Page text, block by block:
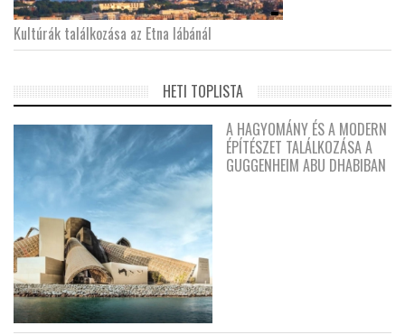
Kultúrák találkozása az Etna lábánál
HETI TOPLISTA
A HAGYOMÁNY ÉS A MODERN
ÉPÍTÉSZET TALÁLKOZÁSA A
GUGGENHEIM ABU DHABIBAN